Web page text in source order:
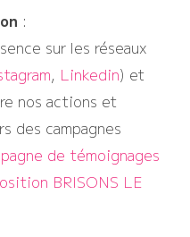
:
sur les réseaux
, Linkedin) et
nos actions et
des campagnes
de témoignages
BRISONS LE